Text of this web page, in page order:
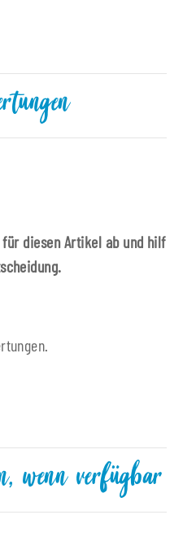
diesen Artikel ab und hilf
wenn verfügbar